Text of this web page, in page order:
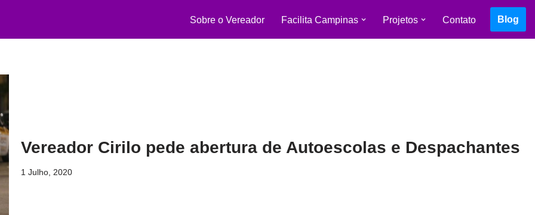
Sobre o Vereador Facilita Campinas Projetos Contato Blog
Vereador Cirilo pede abertura de Autoescolas e Despachantes
1 Julho, 2020